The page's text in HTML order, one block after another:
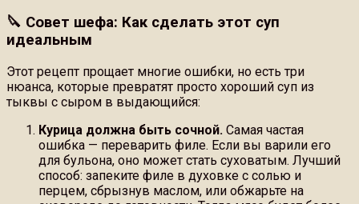
🔪 Совет шефа: Как сделать этот суп
идеальным
Этот рецепт прощает многие ошибки, но есть три
нюанса, которые превратят просто хороший суп из
тыквы с сыром в выдающийся:
Курица должна быть сочной. Самая частая
ошибка — переварить филе. Если вы варили его
для бульона, оно может стать суховатым. Лучший
способ: запеките филе в духовке с солью и
перцем, сбрызнув маслом, или обжарьте на